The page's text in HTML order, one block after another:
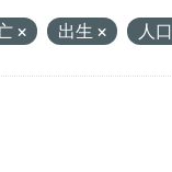
出生 人口